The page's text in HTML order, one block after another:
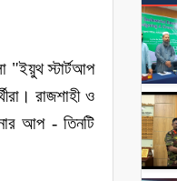
"ইয়ুথ স্টার্টআপ
রাজশাহী ও
আপ - তিনটি